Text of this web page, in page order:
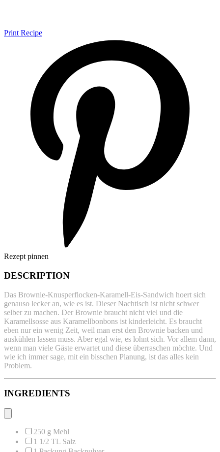
Print Recipe
Rezept pinnen
DESCRIPTION
Das Brownie-Knusperflocken-Karamell-Eis-Sandwich hoert sich
genauso lecker an, wie es ist. Dieser Nachtisch ist nicht schwer
selber zu machen. Der Brownie braucht nicht viel und die
Karamellsosse aus Karamellbonbons ist kinderleicht. Es braucht
eben nur ein wenig Zeit, weil man erst den Brownie backen und
auskühlen lassen muss. Aber egal wie, es lohnt sich. Vor allem dann,
wenn man viele Gäste erwartet und diese überraschen möchte. Und
wie ich immer sage, mit ein bisschen Planung, ist das alles kein
Problem.
INGREDIENTS
250 g Mehl
1 1/2 TL Salz